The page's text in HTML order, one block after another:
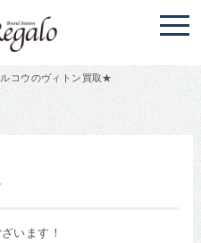
コウのヴィトン買取★
います！